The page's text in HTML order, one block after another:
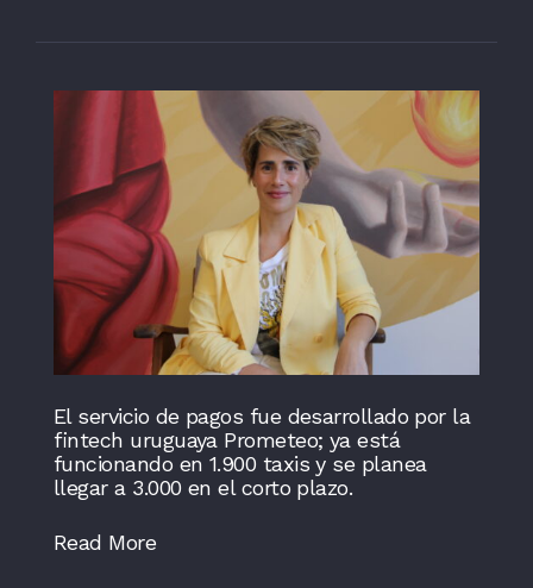
El servicio de pagos fue desarrollado por la
fintech uruguaya Prometeo; ya está
funcionando en 1.900 taxis y se planea
llegar a 3.000 en el corto plazo.
Read More